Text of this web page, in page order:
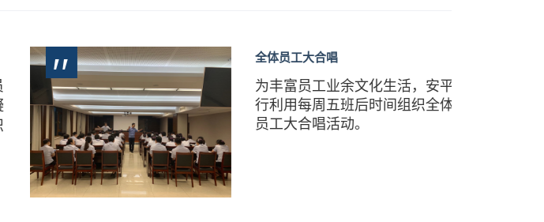
全体员工大合唱
为丰富员工业余文化生活， 安平
行利用每周五班后时间组织全体
员工大合唱活动。